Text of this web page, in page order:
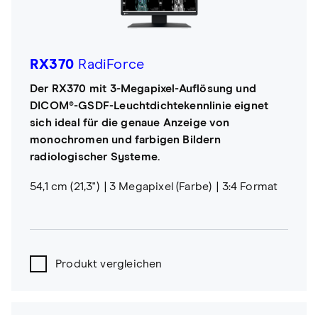
RX370 RadiForce
Der RX370 mit 3-Megapixel-Auflösung und
DICOM®-GSDF-Leuchtdichtekennlinie eignet
sich ideal für die genaue Anzeige von
monochromen und farbigen Bildern
radiologischer Systeme.
54,1 cm (21,3") 3 Megapixel (Farbe) 3:4 Format
Produkt vergleichen